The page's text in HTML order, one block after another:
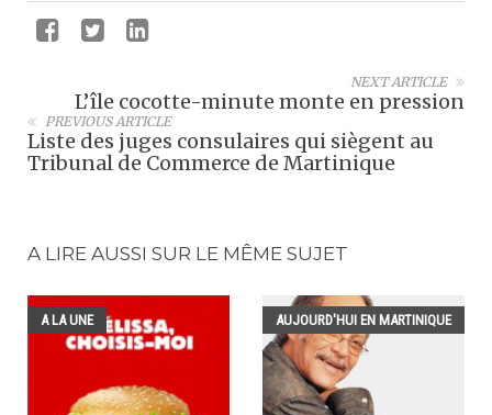
NEXT ARTICLE
L’île cocotte-minute monte en pression
PREVIOUS ARTICLE
Liste des juges consulaires qui siègent au
Tribunal de Commerce de Martinique
A LIRE AUSSI SUR LE MÊME SUJET
A LA UNE AUJOURD'HUI EN MARTINIQUE